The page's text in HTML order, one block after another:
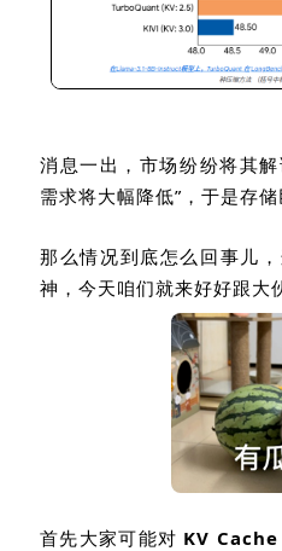
消息一出，市场纷纷将其
需求将大幅降低”，于是存
那么情况到底怎么回事儿
神，今天咱们就来好好跟大
首先大家可能对 KV Cache